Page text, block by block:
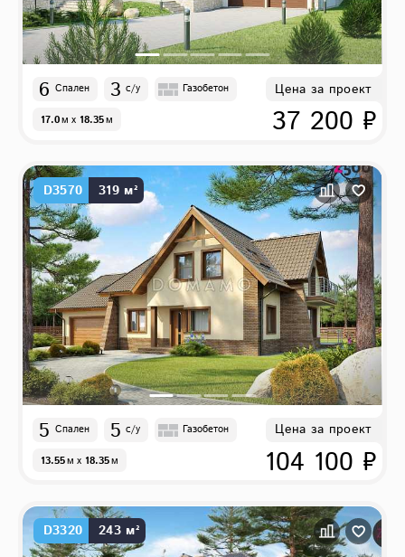
6 Спален 3 с/у Газобетон
17.0м x 18.35м
Цена за проект
37 200 ₽
D3570 319 м²
5 Спален 5 с/у Газобетон
13.55м x 18.35м
Цена за проект
104 100 ₽
D3320 243 м²